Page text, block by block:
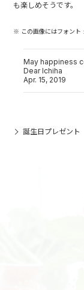
も楽しめそうです。
※ この画像にはフォント
May happiness
Dear Ichiha
Apr. 15, 2019
誕生日プレゼント